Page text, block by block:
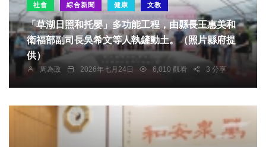
社會 綜合新聞 健康 文教
「草湖日照和托嬰」多功能工程，由縣長王惠美和
衛福部副司長吳希文等人執鏟動土。（照片縣府提
供）
周為政 2026年七月24日 6,010 觀看 3 分享